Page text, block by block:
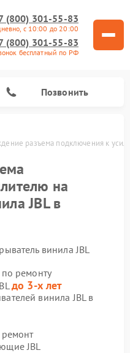
(800) 301-55-83
с 10:00 до 20:00
(800) 301-55-83
бесплатный по РФ
Позвонить
разъема подключения к
на
JBL в
винила JBL
ремонту
до 3-х лет
винила JBL в
JBL